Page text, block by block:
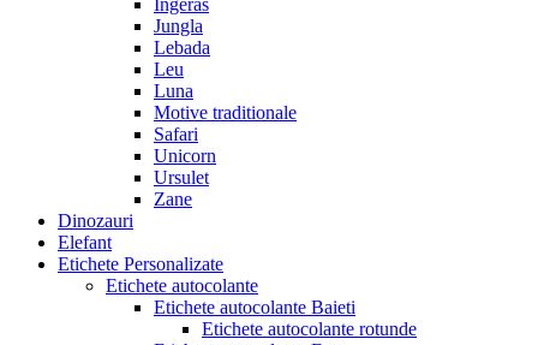
Ingeras
Jungla
Lebada
Leu
Luna
Motive traditionale
Safari
Unicorn
Ursulet
Zane
Dinozauri
Elefant
Etichete Personalizate
Etichete autocolante
Etichete autocolante Baieti
Etichete autocolante rotunde